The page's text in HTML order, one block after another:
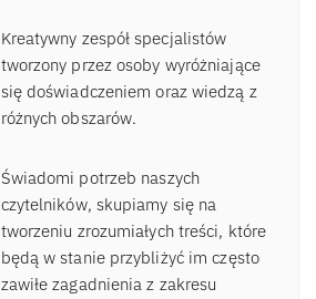
Kreatywny zespół specjalistów
tworzony przez osoby wyróżniające
się doświadczeniem oraz wiedzą z
różnych obszarów.
Świadomi potrzeb naszych
czytelników, skupiamy się na
tworzeniu zrozumiałych treści, które
będą w stanie przybliżyć im często
zawiłe zagadnienia z zakresu